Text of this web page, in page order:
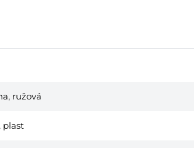
ružová
plast